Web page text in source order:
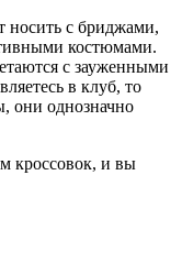
носить с бриджами,
костюмами.
с зауженными
в клуб, то
они однозначно
кроссовок, и вы